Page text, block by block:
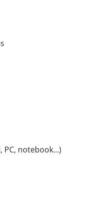
notebook...)